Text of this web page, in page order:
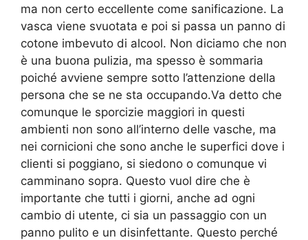
ma non certo eccellente come sanificazione. La
vasca viene svuotata e poi si passa un panno di
cotone imbevuto di alcool. Non diciamo che non
è una buona pulizia, ma spesso è sommaria
poiché avviene sempre sotto l’attenzione della
persona che se ne sta occupando.Va detto che
comunque le sporcizie maggiori in questi
ambienti non sono all’interno delle vasche, ma
nei cornicioni che sono anche le superfici dove i
clienti si poggiano, si siedono o comunque vi
camminano sopra. Questo vuol dire che è
importante che tutti i giorni, anche ad ogni
cambio di utente, ci sia un passaggio con un
panno pulito e un disinfettante. Questo perché